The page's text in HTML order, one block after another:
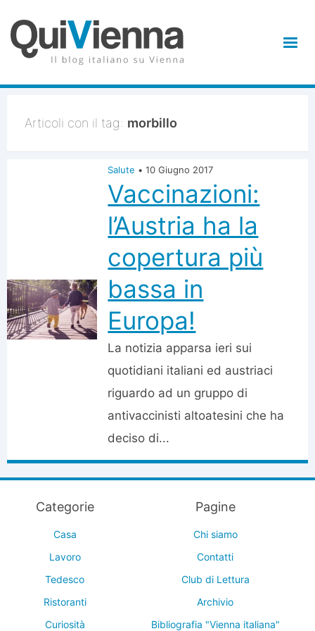
Articoli con il tag: morbillo
Salute • 10 Giugno 2017
Vaccinazioni:
l’Austria ha la
copertura più
bassa in
Europa!
La notizia apparsa ieri sui
quotidiani italiani ed austriaci
riguardo ad un gruppo di
antivaccinisti altoatesini che ha
deciso di...
Categorie
Casa
Lavoro
Tedesco
Ristoranti
Curiosità
Pagine
Chi siamo
Contatti
Club di Lettura
Archivio
Bibliografia "Vienna italiana"